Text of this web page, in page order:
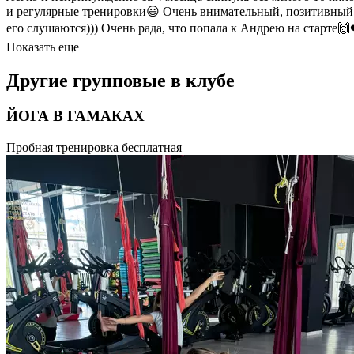
и регулярные тренировки😃 Очень внимательный,
его слушаются))) Очень рада, что попала к Андрею на
Показать еще
Другие групповые в клубе
ЙОГА В ГАМАКАХ
Открыть для себя новые ощущения полета и невесомости,
как антигравити, отличается от классического формата
уникальный симбиоз сразу нескольких видов тренинга:
в прямом смысле по-новому взглянуть на привычные
занятия в гамаках — это отличная тренировка гибкости и
Пробная тренировка бесплатная